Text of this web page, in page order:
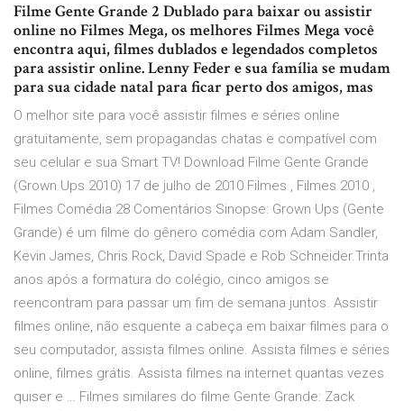
Filme Gente Grande 2 Dublado para baixar ou assistir
online no Filmes Mega, os melhores Filmes Mega você
encontra aqui, filmes dublados e legendados completos
para assistir online. Lenny Feder e sua família se mudam
para sua cidade natal para ficar perto dos amigos, mas
O melhor site para você assistir filmes e séries online
gratuitamente, sem propagandas chatas e compatível com
seu celular e sua Smart TV! Download Filme Gente Grande
(Grown Ups 2010) 17 de julho de 2010 Filmes , Filmes 2010 ,
Filmes Comédia 28 Comentários Sinopse: Grown Ups (Gente
Grande) é um filme do gênero comédia com Adam Sandler,
Kevin James, Chris Rock, David Spade e Rob Schneider.Trinta
anos após a formatura do colégio, cinco amigos se
reencontram para passar um fim de semana juntos. Assistir
filmes online, não esquente a cabeça em baixar filmes para o
seu computador, assista filmes online. Assista filmes e séries
online, filmes grátis. Assista filmes na internet quantas vezes
quiser e … Filmes similares do filme Gente Grande: Zack